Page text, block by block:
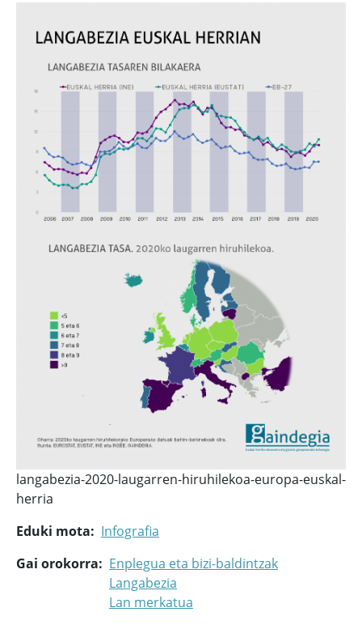
langabezia-2020-laugarren-hiruhilekoa-europa-euskal-
herria
Eduki mota
Infografia
Gai orokorra
Enplegua eta bizi-baldintzak
Langabezia
Lan merkatua